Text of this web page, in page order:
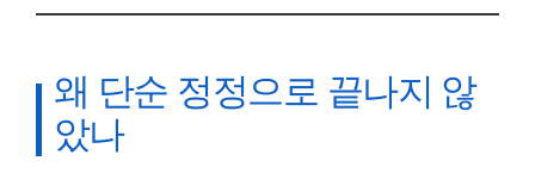
왜 단순 정정으로 끝나지 않
았나